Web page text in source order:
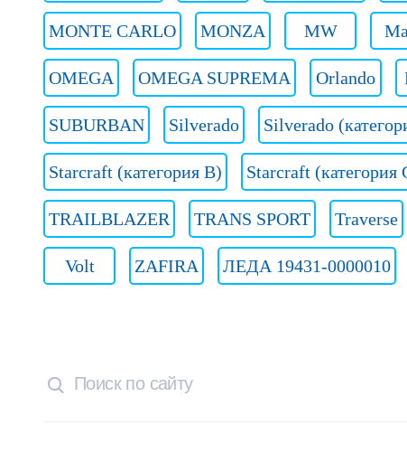
MONTE CARLO MONZA MW
OMEGA OMEGA SUPREMA Orlando
SUBURBAN Silverado Silverado
Starcraft (категория B) Starcraft (категория
TRAILBLAZER TRANS SPORT Traverse
Volt ZAFIRA ЛЕДА 19431-0000010